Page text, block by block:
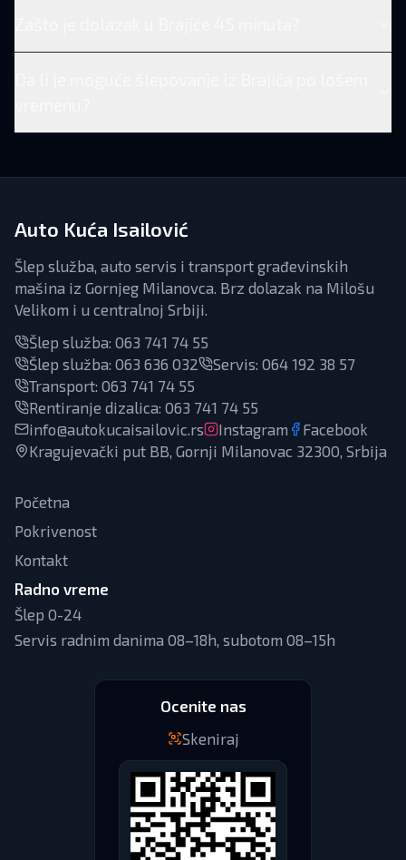
Auto Kuća Isailović
Šlep služba, auto servis i transport građevinskih
mašina iz Gornjeg Milanovca. Brz dolazak na Milošu
Velikom i u centralnoj Srbiji.
Šlep služba: 063 741 74 55
Šlep služba: 063 636 032 Servis: 064 192 38 57
Transport: 063 741 74 55
Rentiranje dizalica: 063 741 74 55
info@autokucaisailovic.rs
Instagram
Facebook
Kragujevački put BB, Gornji Milanovac 32300, Srbija
Početna
Pokrivenost
Kontakt
Radno vreme
Šlep 0-24
Servis radnim danima 08–18h, subotom 08–15h
Ocenite nas
Skeniraj